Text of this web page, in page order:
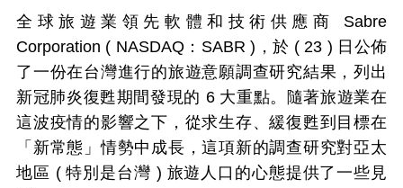
全球旅遊業領先軟體和技術供應商 Sabre
Corporation ( NASDAQ：SABR )，於 ( 23 ) 日公佈
了一份在台灣進行的旅遊意願調查研究結果，列出
新冠肺炎復甦期間發現的 6 大重點。隨著旅遊業在
這波疫情的影響之下，從求生存、緩復甦到目標在
「新常態」情勢中成長，這項新的調查研究對亞太
地區 ( 特別是台灣 ) 旅遊人口的心態提供了一些見